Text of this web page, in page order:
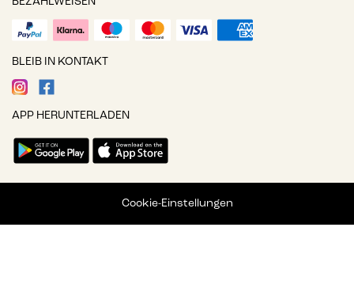
BLEIB IN KONTAKT
APP HERUNTERLADEN
Cookie-Einstellungen